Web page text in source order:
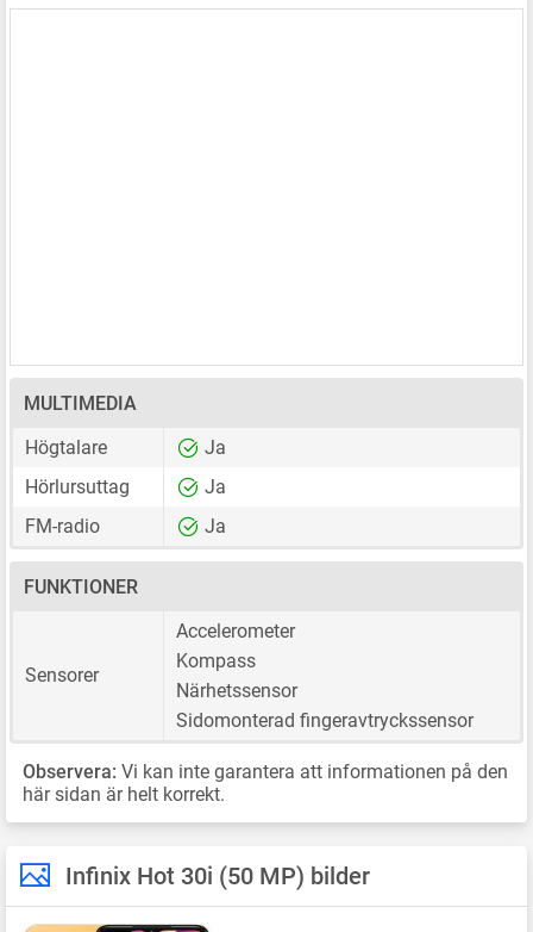
MULTIMEDIA
Högtalare
Ja
Hörlursuttag
Ja
FM-radio
Ja
FUNKTIONER
Sensorer
Accelerometer
Kompass
Närhetssensor
Sidomonterad fingeravtryckssensor
Observera: Vi kan inte garantera att informationen på den
här sidan är helt korrekt.
Infinix Hot 30i (50 MP) bilder